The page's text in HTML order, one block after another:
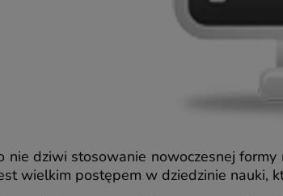
nie dziwi stosowanie nowoczesnej
wielkim postępem w dziedzinie nauki,